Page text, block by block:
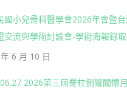
國小兒骨科醫學會2026年會暨
交流與學術討論會-學術海報錄
6 月 10 日
2026第三屆脊柱側彎關懷